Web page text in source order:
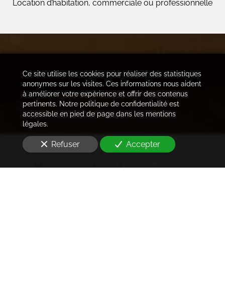
Location d’habitation, commerciale ou professionnelle
Trouver les locataires
Ce site utilise les cookies pour réaliser des statistiques
anonymes sur les visites. Ces informations nous aident
à améliorer votre expérience et offrir des contenus
pertinents. Notre politique de confidentialité est
accessible en pied de page dans les mentions
légales.
Refuser Accepter